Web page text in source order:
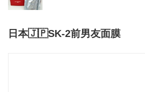
日本🇯🇵SK-2前男友面膜